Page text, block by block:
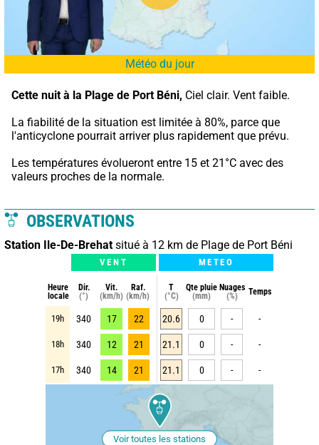
Météo du jour
Cette nuit à la Plage de Port Béni, Ciel clair. Vent faible.
La fiabilité de la situation est limitée à 80%, parce que
l'anticyclone pourrait arriver plus rapidement que prévu.
Les températures évolueront entre 15 et 21°C avec des
valeurs proches de la normale.
OBSERVATIONS
Station Ile-De-Brehat situé à 12 km de Plage de Port Béni
VENT METEO
Heure
locale
Dir.
(°)
Vit.
(km/h)
Raf.
(km/h)
T
(°C)
Qte pluie
(mm)
Nuages
(%)
Temps
19h 340 17 22 20.6 0 - -
18h 340 12 21 21.1 0 - -
17h 340 14 21 21.1 0 - -
Voir toutes les stations